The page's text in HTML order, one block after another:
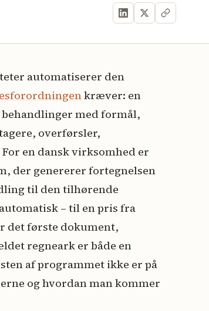
automatiserer den
kræver: en
med formål,
overførsler,
en dansk virksomhed er
der genererer fortegnelsen
til den tilhørende
– til en pris fra
det første dokument,
regneark er både en
af programmet ikke er på
og hvordan man kommer